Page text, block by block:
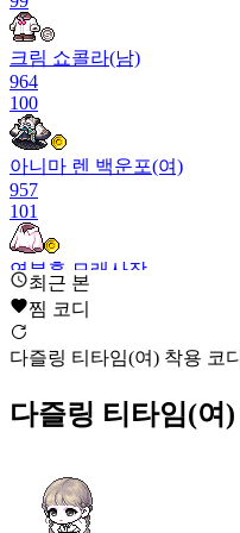
크림 쇼콜라(남)
964
100
아니마 렌 백운포(여)
957
101
연분홍 모래사장
950
102
진실의 사과(여)
103
최근 본
찜 코디
다즐링 티타임(여) 착용 코디
다즐링 티타임(여)